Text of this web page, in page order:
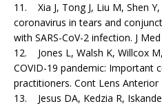
11. Xia J, Tong J, Liu M, Shen
coronavirus in tears and
with SARS-CoV-2 infection. J
12. Jones L, Walsh K, Willcox
COVID-19 pandemic: Important
practitioners. Cont Lens Anterior
13. Jesus DA, Kedzia R,